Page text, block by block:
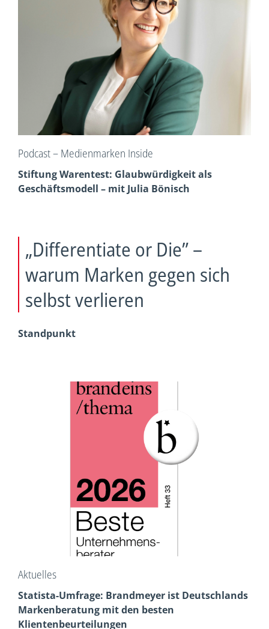
Podcast – Medienmarken Inside
Stiftung Warentest: Glaubwürdigkeit als
Geschäftsmodell – mit Julia Bönisch
„Differentiate or Die” –
warum Marken gegen sich
selbst verlieren
Standpunkt
Aktuelles
Statista-Umfrage: Brandmeyer ist Deutschlands
Markenberatung mit den besten
Klientenbeurteilungen